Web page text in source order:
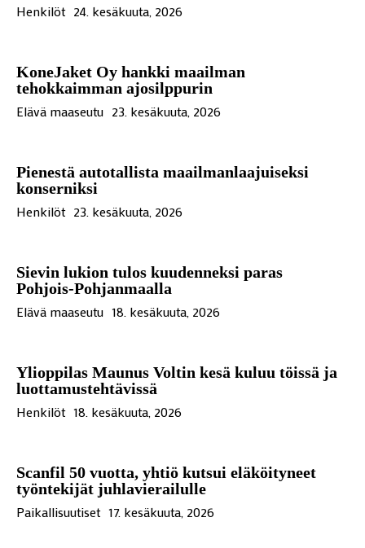
Henkilöt 24. kesäkuuta, 2026
KoneJaket Oy hankki maailman
tehokkaimman ajosilppurin
Elävä maaseutu 23. kesäkuuta, 2026
Pienestä autotallista maailmanlaajuiseksi
konserniksi
Henkilöt 23. kesäkuuta, 2026
Sievin lukion tulos kuudenneksi paras
Pohjois-Pohjanmaalla
Elävä maaseutu 18. kesäkuuta, 2026
Ylioppilas Maunus Voltin kesä kuluu töissä ja
luottamustehtävissä
Henkilöt 18. kesäkuuta, 2026
Scanfil 50 vuotta, yhtiö kutsui eläköityneet
työntekijät juhlavierailulle
Paikallisuutiset 17. kesäkuuta, 2026